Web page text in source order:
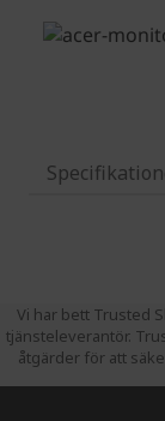
Vi har bett Trusted
tjänsteleverantör.
åtgärder för att